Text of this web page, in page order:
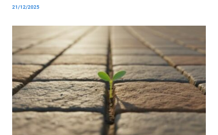
21/12/2025